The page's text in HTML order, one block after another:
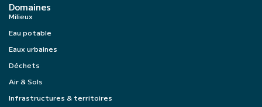
Domaines
Milieux
Eau potable
Eaux urbaines
Déchets
Air & Sols
Infrastructures & territoires